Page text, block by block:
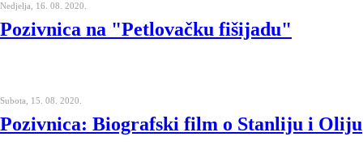
Nedjelja, 16. 08. 2020.
Pozivnica na "Petlovačku fišijadu"
Subota, 15. 08. 2020.
Pozivnica: Biografski film o Stanliju i Oliju